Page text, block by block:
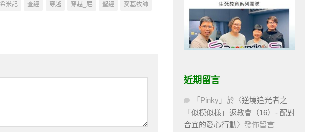
米記 查經 穿越 穿越_尼 聖經 麥基牧師
近期留言
「 Pinky 」於〈逆境追光者之
「似模似樣」返教會（16）- 配對
合宜的愛心行動〉發佈留言